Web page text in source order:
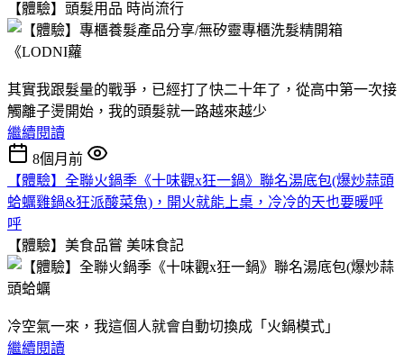
【體驗】頭髮用品 時尚流行
其實我跟髮量的戰爭，已經打了快二十年了，從高中第一次接
觸離子燙開始，我的頭髮就一路越來越少
繼續閱讀
8個月前
【體驗】全聯火鍋季《十味觀x狂一鍋》聯名湯底包(爆炒蒜頭
蛤蠣雞鍋&狂派酸菜魚)，開火就能上桌，冷冷的天也要暖呼
呼
【體驗】美食品嘗 美味食記
冷空氣一來，我這個人就會自動切換成「火鍋模式」
繼續閱讀